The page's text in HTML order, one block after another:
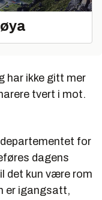
har ikke gitt mer
tvert i mot.
for
dagens
det kun være rom
er igangsatt,